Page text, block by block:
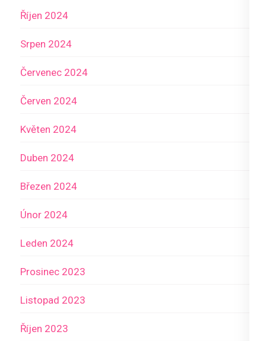
Říjen 2024
Srpen 2024
Červenec 2024
Červen 2024
Květen 2024
Duben 2024
Březen 2024
Únor 2024
Leden 2024
Prosinec 2023
Listopad 2023
Říjen 2023